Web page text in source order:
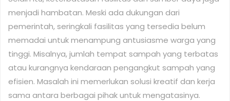
menjadi hambatan. Meski ada dukungan dari
pemerintah, seringkali fasilitas yang tersedia belum
memadai untuk menampung antusiasme warga yang
tinggi. Misalnya, jumlah tempat sampah yang terbatas
atau kurangnya kendaraan pengangkut sampah yang
efisien. Masalah ini memerlukan solusi kreatif dan kerja
sama antara berbagai pihak untuk mengatasinya.